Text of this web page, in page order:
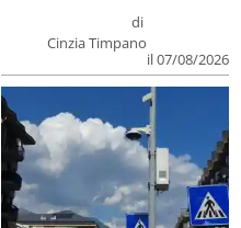
di
Cinzia Timpano
il 07/08/2026